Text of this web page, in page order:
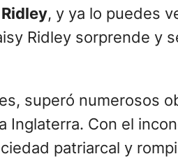
, y ya lo puedes
Ridley sorprende y
superó numerosos
Con el
patriarcal y